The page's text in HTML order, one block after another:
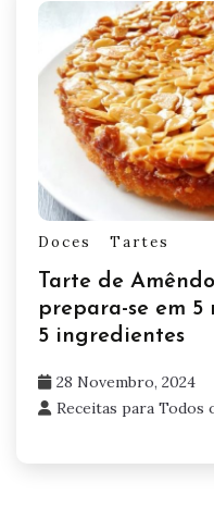
Doces Tartes
Tarte de
prepara-se em 5
5 ingredientes
28 Novembro, 2024
Receitas para Todos